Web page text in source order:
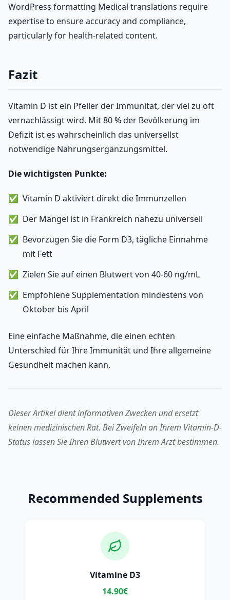
WordPress formatting Medical translations require
expertise to ensure accuracy and compliance,
particularly for health-related content.
Fazit
Vitamin D ist ein Pfeiler der Immunität, der viel zu oft
vernachlässigt wird. Mit 80 % der Bevölkerung im
Defizit ist es wahrscheinlich das universellst
notwendige Nahrungsergänzungsmittel.
Die wichtigsten Punkte:
Vitamin D aktiviert direkt die Immunzellen
Der Mangel ist in Frankreich nahezu universell
Bevorzugen Sie die Form D3, tägliche Einnahme
mit Fett
Zielen Sie auf einen Blutwert von 40-60 ng/mL
Empfohlene Supplementation mindestens von
Oktober bis April
Eine einfache Maßnahme, die einen echten
Unterschied für Ihre Immunität und Ihre allgemeine
Gesundheit machen kann.
Dieser Artikel dient informativen Zwecken und ersetzt
keinen medizinischen Rat. Bei Zweifeln an Ihrem Vitamin-D-
Status lassen Sie Ihren Blutwert von Ihrem Arzt bestimmen.
Recommended Supplements
Vitamine D3
14.90€